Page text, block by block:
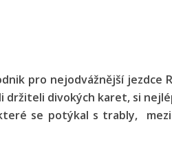
pro nejodvážnější jezdce
divokých karet, si
se potýkal s trably, mezi